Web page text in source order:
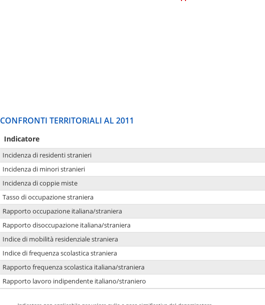
CONFRONTI TERRITORIALI AL 2011
Indicatore
Incidenza di residenti stranieri
Incidenza di minori stranieri
Incidenza di coppie miste
Tasso di occupazione straniera
Rapporto occupazione italiana/straniera
Rapporto disoccupazione italiana/straniera
Indice di mobilità residenziale straniera
Indice di frequenza scolastica straniera
Rapporto frequenza scolastica italiana/straniera
Rapporto lavoro indipendente italiano/straniero